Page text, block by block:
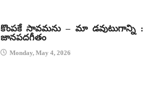
కొంపకే సావమను – మా డవుటుగాన్ని :
జానపదగీతం
Monday, May 4, 2026